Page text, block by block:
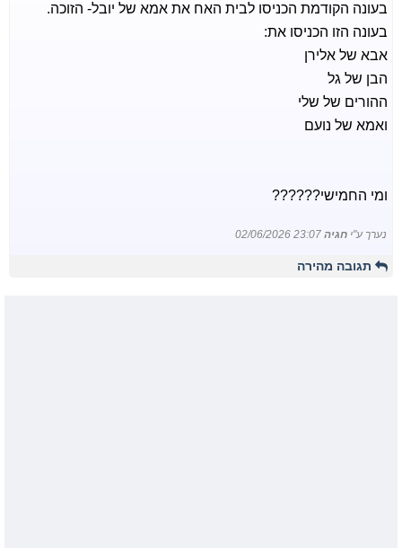
בעונה הקודמת הכניסו לבית האח את אמא של יובל- הזוכה.
בעונה הזו הכניסו את:
אבא של אלירן
הבן של גל
ההורים של שלי
ואמא של נועם
ומי החמישי??????
נערך ע"י חגיה 02/06/2026 23:07
תגובה מהירה